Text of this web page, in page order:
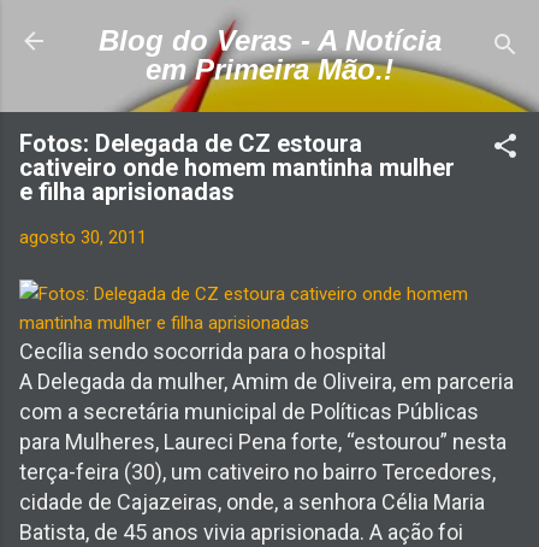
Pular para o conteúdo principal
Blog do Veras - A Notícia
em Primeira Mão.!
Fotos: Delegada de CZ estoura
cativeiro onde homem mantinha mulher
e filha aprisionadas
agosto 30, 2011
Cecília sendo socorrida para o hospital
A Delegada da mulher, Amim de Oliveira, em parceria
com a secretária municipal de Políticas Públicas
para Mulheres, Laureci Pena forte, “estourou” nesta
terça-feira (30), um cativeiro no bairro Tercedores,
cidade de Cajazeiras, onde, a senhora Célia Maria
Batista, de 45 anos vivia aprisionada. A ação foi